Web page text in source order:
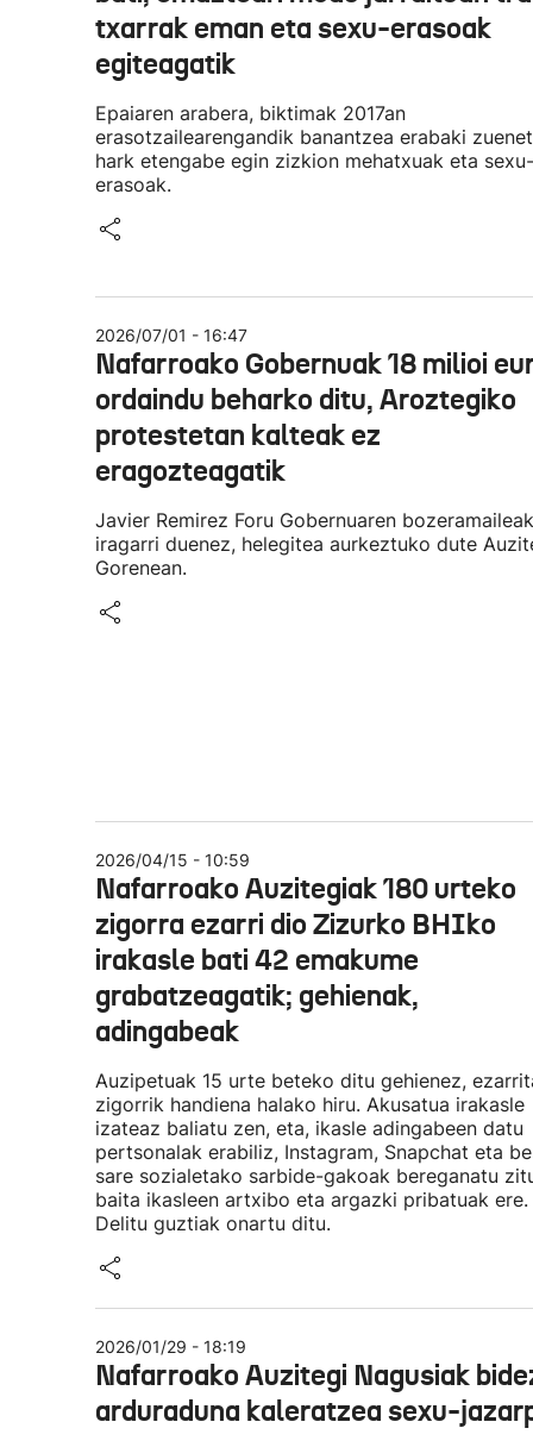
txarrak eman eta sexu-erasoak
egiteagatik
Epaiaren arabera, biktimak 2017an
erasotzailearengandik banantzea erabaki
hark etengabe egin zizkion mehatxuak eta sexu-
erasoak.
2026/07/01 - 16:47
Nafarroako Gobernuak 18 milioi
ordaindu beharko ditu, Aroztegiko
protestetan kalteak ez
eragozteagatik
Javier Remirez Foru Gobernuaren bozeramaileak
iragarri duenez, helegitea aurkeztuko dute
Gorenean.
2026/04/15 - 10:59
Nafarroako Auzitegiak 180 urteko
zigorra ezarri dio Zizurko BHIko
irakasle bati 42 emakume
grabatzeagatik; gehienak,
adingabeak
Auzipetuak 15 urte beteko ditu gehienez,
zigorrik handiena halako hiru. Akusatua irakasle
izateaz baliatu zen, eta, ikasle adingabeen datu
pertsonalak erabiliz, Instagram, Snapchat eta
sare sozialetako sarbide-gakoak bereganatu
baita ikasleen artxibo eta argazki pribatuak ere.
Delitu guztiak onartu ditu.
2026/01/29 - 18:19
Nafarroako Auzitegi Nagusiak
arduraduna kaleratzea sexu-